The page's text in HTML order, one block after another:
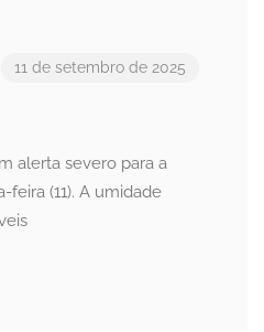
11 de setembro de 2025
alerta severo para a
(11). A umidade